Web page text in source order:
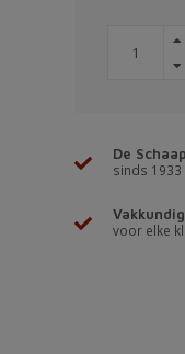
De
sinds 1933
voor elke